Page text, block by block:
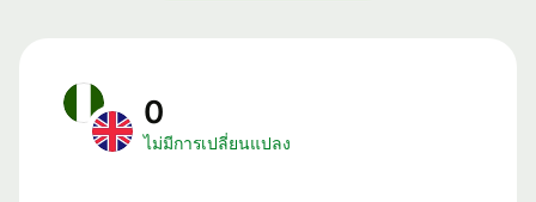
0
ไม่มีการเปลี่ยนแปลง